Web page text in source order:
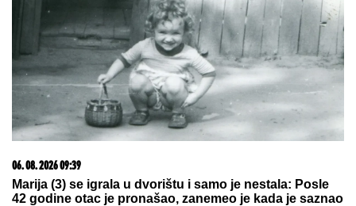
REGISTRUJ SE UZ PROMO KOD CASINO Preuzmi
1500 BESPLATNIH SPINOVA